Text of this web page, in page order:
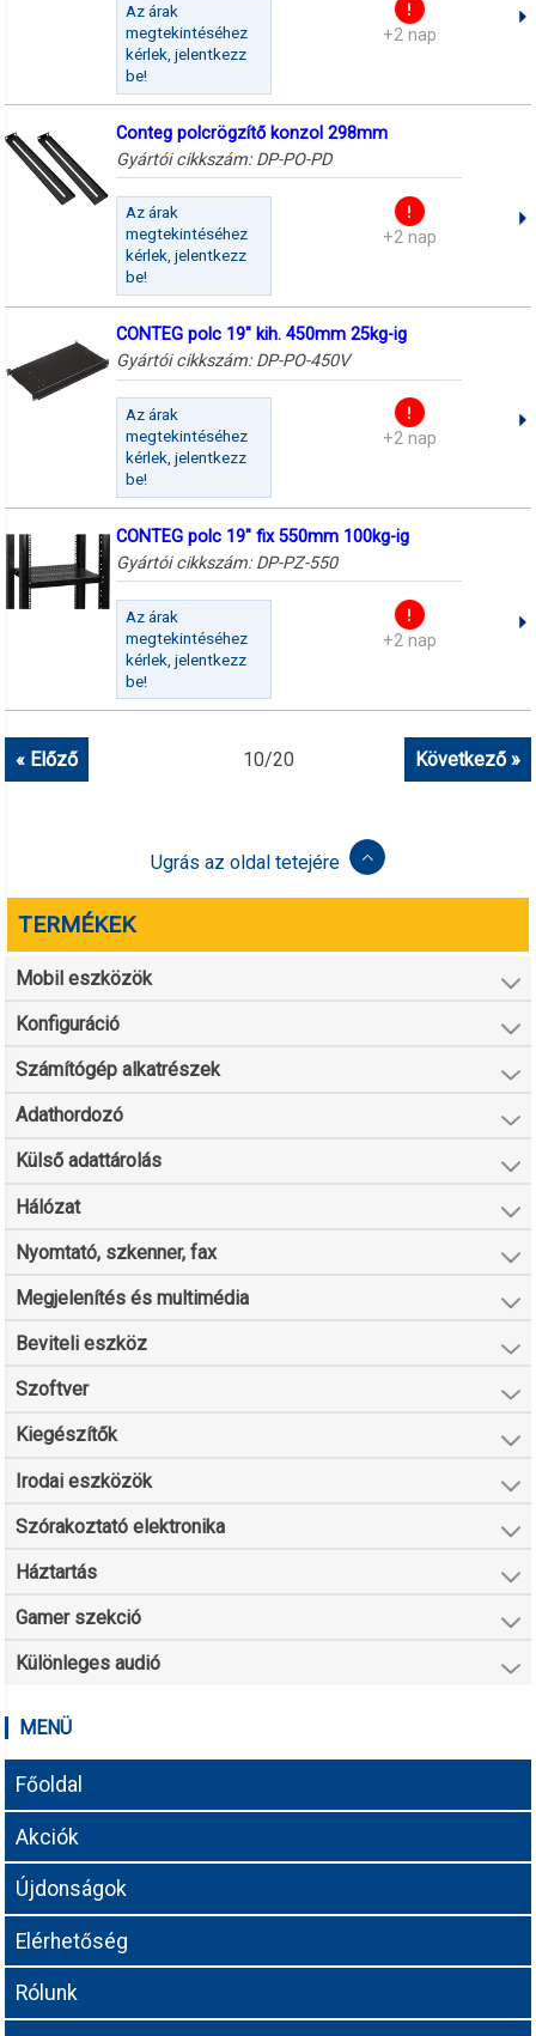
Az árak
megtekintéséhez
kérlek, jelentkezz
be!
+2 nap
Conteg polcrögzítő konzol 298mm
Gyártói cikkszám: DP-PO-PD
Az árak
megtekintéséhez
kérlek, jelentkezz
be!
+2 nap
CONTEG polc 19" kih. 450mm 25kg-ig
Gyártói cikkszám: DP-PO-450V
Az árak
megtekintéséhez
kérlek, jelentkezz
be!
+2 nap
CONTEG polc 19" fix 550mm 100kg-ig
Gyártói cikkszám: DP-PZ-550
Az árak
megtekintéséhez
kérlek, jelentkezz
be!
+2 nap
10/20
« Előző Következő »
Ugrás az oldal tetejére
TERMÉKEK
Mobil eszközök
Konfiguráció
Számítógép alkatrészek
Adathordozó
Külső adattárolás
Hálózat
Nyomtató, szkenner, fax
Megjelenítés és multimédia
Beviteli eszköz
Szoftver
Kiegészítők
Irodai eszközök
Szórakoztató elektronika
Háztartás
Gamer szekció
Különleges audió
MENÜ
Főoldal
Akciók
Újdonságok
Elérhetőség
Rólunk